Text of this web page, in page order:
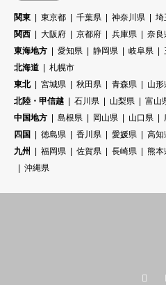
関東 東京都 千葉県 神奈川県 埼
関西
大阪府 京都府 兵庫県 奈良
東海地方
愛知県 静岡県 岐阜県
北海道
札幌市
東北
宮城県 秋田県 青森県 山形
北陸・甲信越
石川県 山梨県 富山
中国地方
島根県 岡山県 山口県
四国
徳島県 香川県 愛媛県
高知
九州
福岡県 佐賀県 長崎県 熊本
沖縄県